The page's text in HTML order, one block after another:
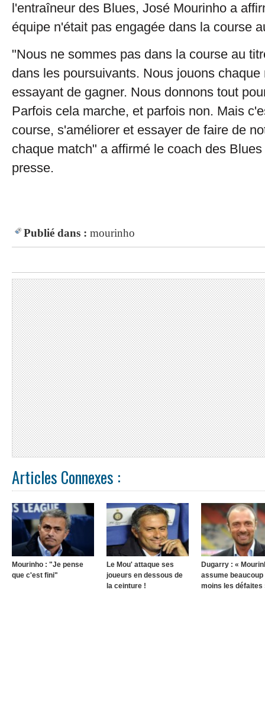
l'entraîneur des Blues, José Mourinho a
équipe n'était pas engagée dans la course
"Nous ne sommes pas dans la course au
dans les poursuivants. Nous jouons chaque
essayant de gagner. Nous donnons tout
Parfois cela marche, et parfois non. Mais
course, s'améliorer et essayer de faire de
chaque match" a affirmé le coach des
presse.
Publié dans : mourinho
Articles Connexes :
Mourinho : "Je pense
que c'est fini"
Le Mou' attaque ses
joueurs en dessous de
la ceinture !
Dugarry : «
assume beaucoup
moins les défaites